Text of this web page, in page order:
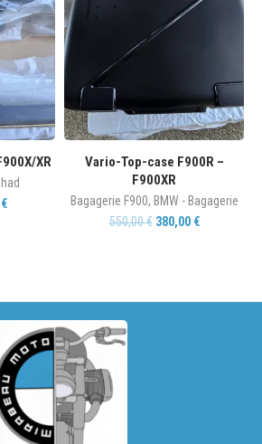
XR
€
Vario-Top-case F900R –
F900XR
Bagagerie F900, BMW - Bagagerie
550,00€ 380,00 €